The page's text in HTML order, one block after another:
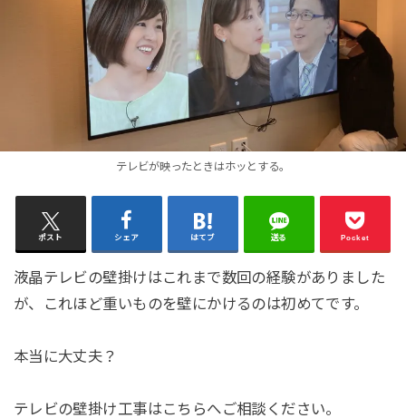
テレビが映ったときはホッとする。
ポスト シェア はてブ 送る Pocket
液晶テレビの壁掛けはこれまで数回の経験がありました
が、これほど重いものを壁にかけるのは初めてです。
本当に大丈夫？
テレビの壁掛け工事はこちらへご相談ください。